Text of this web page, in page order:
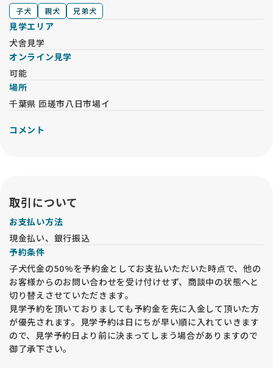
子犬 親犬 兄弟犬
見学エリア
犬舎見学
オンライン見学
可能
場所
千葉県 匝瑳市八日市場イ
コメント
取引について
お支払い方法
現金払い、銀行振込
予約条件
子犬代金の50%を予約金としてお支払いただいた時点で、他の
お客様からのお問い合わせを受け付けせず、商談中の状態へと
切り替えさせていただきます。
見学予約を頂いておりましても予約金を先に入金して頂いた方
が優先されます。見学予約は日にちが早い順に入れていきます
ので、見学予約日より前に決まってしまう場合がありますので
御了承下さい。